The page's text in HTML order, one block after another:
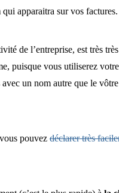
apparaitra sur vos
de l’entreprise, est très
puisque vous utiliserez
un nom autre que le
pouvez déclarer très